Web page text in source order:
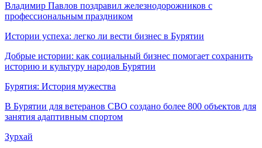
Владимир Павлов поздравил железнодорожников с
профессиональным праздником
Истории успеха: легко ли вести бизнес в Бурятии
Добрые истории: как социальный бизнес помогает сохранить
историю и культуру народов Бурятии
Бурятия: История мужества
В Бурятии для ветеранов СВО создано более 800 объектов для
занятия адаптивным спортом
Зурхай